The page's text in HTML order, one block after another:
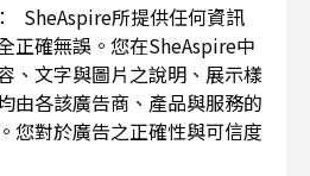
SheAspire所提供任何資訊
正確無誤。您在SheAspire中
、文字與圖片之說明、展示樣
由各該廣告商、產品與服務的
您對於廣告之正確性與可信度